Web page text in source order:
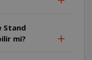
Stand
mi?